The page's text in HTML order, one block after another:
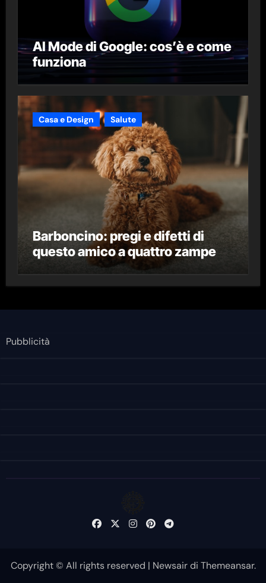
AI Mode di Google: cos’è e come
funziona
Casa e Design Salute
Barboncino: pregi e difetti di
questo amico a quattro zampe
Pubblicità
Copyright © All rights reserved | Newsairdi Themeansar.